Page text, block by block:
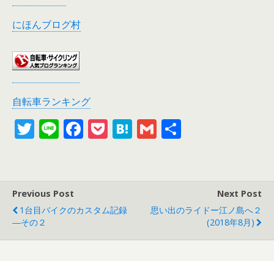
にほんブログ村
自転車ランキング
T
er
Li F
o
k
P H G
Previous Post
1台目バイクのカスタム記録
―その２
Next Post
思い出のライドー江ノ島へ２
(2018年8月)